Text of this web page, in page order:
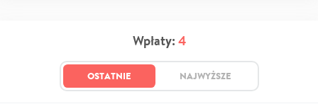
Wpłaty: 4
OSTATNIE NAJWYŻSZE